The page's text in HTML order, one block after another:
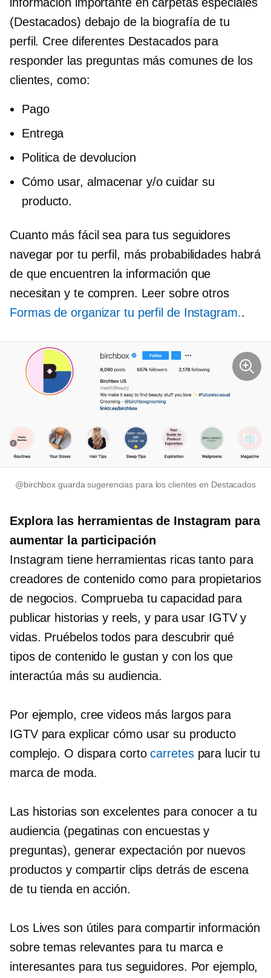
(Destacados) debajo de la biografía de tu
perfil. Cree diferentes Destacados para
responder las preguntas más comunes de los
clientes, como:
Pago
Entrega
Politica de devolucion
Cómo usar, almacenar y/o cuidar su
producto.
Cuanto más fácil sea para tus seguidores
navegar por tu perfil, más probabilidades habrá
de que encuentren la información que
necesitan y te compren. Leer sobre otros
Formas de organizar tu perfil de Instagram..
@birchbox guarda sugerencias para los clientes en Destacados
Explora las herramientas de Instagram para
aumentar la participación
Instagram tiene herramientas ricas tanto para
creadores de contenido como para propietarios
de negocios. Comprueba tu capacidad para
publicar historias y reels, y para usar IGTV y
vidas. Pruébelos todos para descubrir qué
tipos de contenido le gustan y con los que
interactúa más su audiencia.
Por ejemplo, cree videos más largos para
IGTV para explicar cómo usar su producto
complejo. O dispara cortocarretespara lucir tu
marca de moda.
Las historias son excelentes para conocer a tu
audiencia (pegatinas con encuestas y
preguntas), generar expectación por nuevos
productos y compartir clips detrás de escena
de tu tienda en acción.
Los Lives son útiles para compartir información
sobre temas relevantes para tu marca e
interesantes para tus seguidores. Por ejemplo,